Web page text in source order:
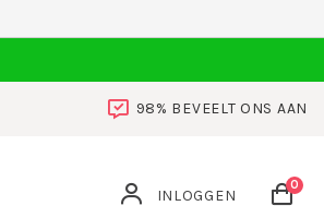
98% BEVEELT ONS AAN
INLOGGEN
0